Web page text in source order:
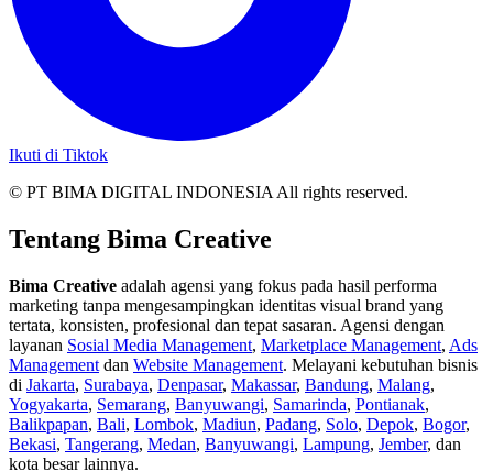
Ikuti di Tiktok
© PT BIMA DIGITAL INDONESIA All rights reserved.
Tentang Bima Creative
Bima Creative adalah agensi yang fokus pada hasil performa
marketing tanpa mengesampingkan identitas visual brand yang
tertata, konsisten, profesional dan tepat sasaran. Agensi dengan
layanan Sosial Media Management, Marketplace Management, Ads
Management dan Website Management. Melayani kebutuhan bisnis
di Jakarta, Surabaya, Denpasar, Makassar, Bandung, Malang,
Yogyakarta, Semarang, Banyuwangi, Samarinda, Pontianak,
Balikpapan, Bali, Lombok, Madiun, Padang, Solo, Depok, Bogor,
Bekasi, Tangerang, Medan, Banyuwangi, Lampung, Jember, dan
kota besar lainnya.